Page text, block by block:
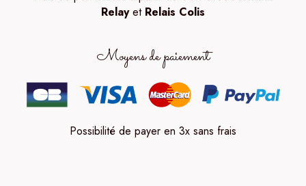
Relayet Relais Colis
Moyens de paiement
Possibilité de payer en 3x sans frais